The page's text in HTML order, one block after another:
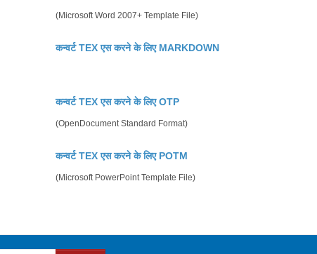
(Microsoft Word 2007+ Template File)
कन्वर्ट TEX एस करने के लिए MARKDOWN
कन्वर्ट TEX एस करने के लिए OTP
(OpenDocument Standard Format)
कन्वर्ट TEX एस करने के लिए POTM
(Microsoft PowerPoint Template File)